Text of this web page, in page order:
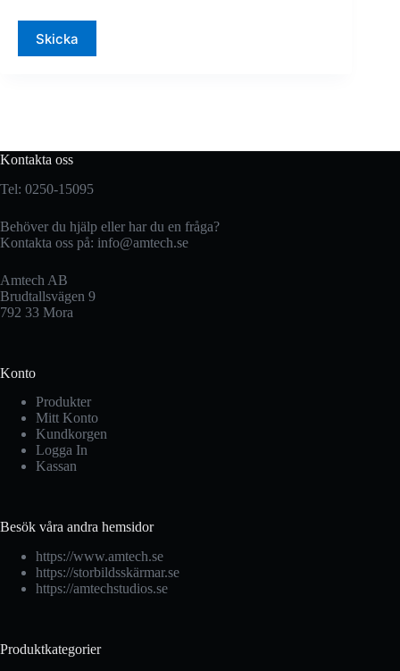
Skicka
Kontakta oss
Tel: 0250-15095
Behöver du hjälp eller har du en fråga?
Kontakta oss på: info@amtech.se
Amtech AB
Brudtallsvägen 9
792 33 Mora
Konto
Produkter
Mitt Konto
Kundkorgen
Logga In
Kassan
Besök våra andra hemsidor
https://www.amtech.se
https://storbildsskärmar.se
https://amtechstudios.se
Produktkategorier